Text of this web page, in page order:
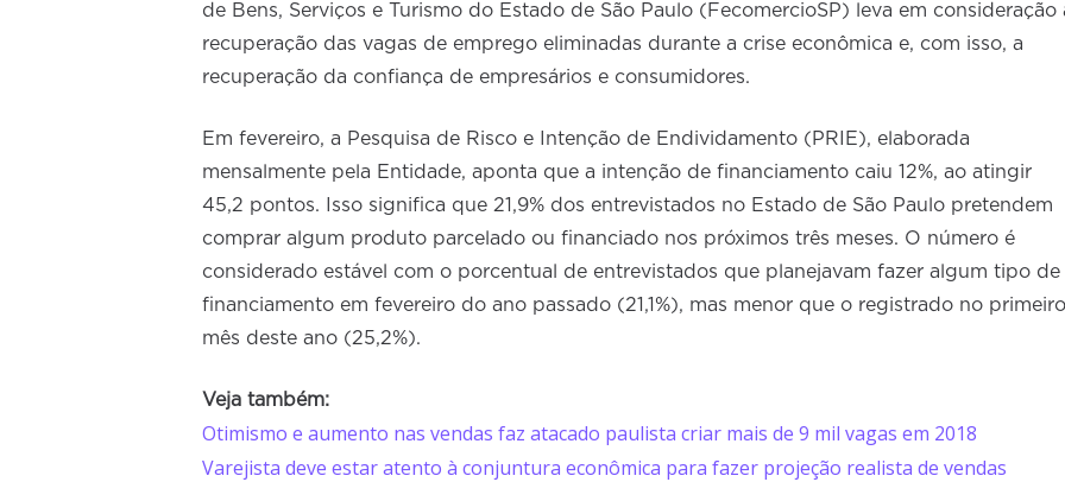
de Bens, Serviços e Turismo do Estado de São Paulo (FecomercioSP) leva em consideração
recuperação das vagas de emprego eliminadas durante a crise econômica e, com isso, a
recuperação da confiança de empresários e consumidores.
Em fevereiro, a Pesquisa de Risco e Intenção de Endividamento (PRIE), elaborada
mensalmente pela Entidade, aponta que a intenção de financiamento caiu 12%, ao atingir
45,2 pontos. Isso significa que 21,9% dos entrevistados no Estado de São Paulo pretendem
comprar algum produto parcelado ou financiado nos próximos três meses. O número é
considerado estável com o porcentual de entrevistados que planejavam fazer algum tipo de
financiamento em fevereiro do ano passado (21,1%), mas menor que o registrado no primeiro
mês deste ano (25,2%).
Veja também:
Otimismo e aumento nas vendas faz atacado paulista criar mais de 9 mil vagas em 2018
Varejista deve estar atento à conjuntura econômica para fazer projeção realista de vendas